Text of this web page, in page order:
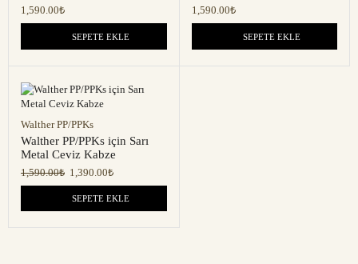
1,590.00₺
SEPETE EKLE
1,590.00₺
SEPETE EKLE
Walther PP/PPKs
Walther PP/PPKs için Sarı
Metal Ceviz Kabze
1,590.00₺ 1,390.00₺
SEPETE EKLE